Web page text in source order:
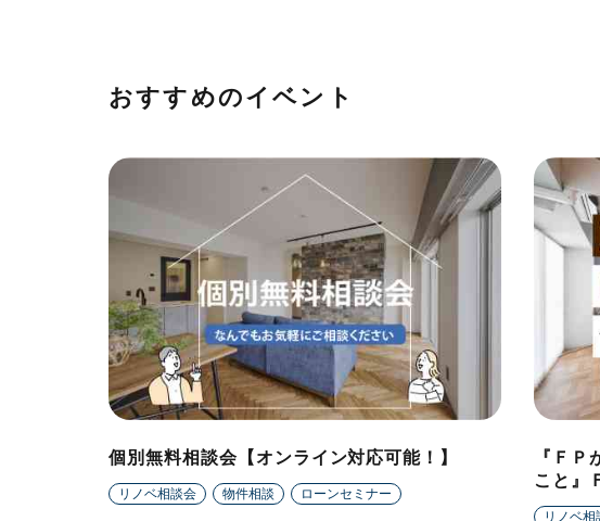
おすすめのイベント
個別無料相談会【オンライン対応可能！】
リノベ相談会 物件相談 ローンセミナー
『Ｆ
こと』
リノベ相